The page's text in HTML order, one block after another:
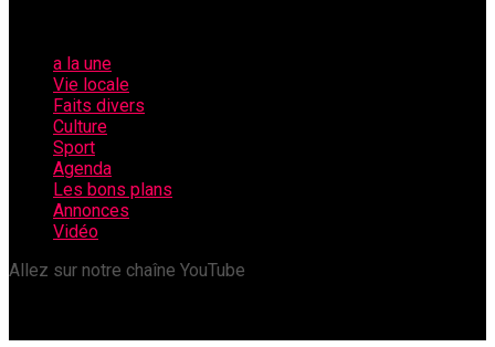
a la une
Vie locale
Faits divers
Culture
Sport
Agenda
Les bons plans
Annonces
Vidéo
Allez sur notre chaîne YouTube